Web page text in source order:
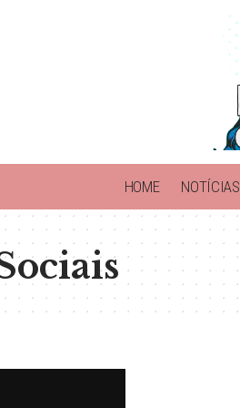
HOME NOTÍCIAS